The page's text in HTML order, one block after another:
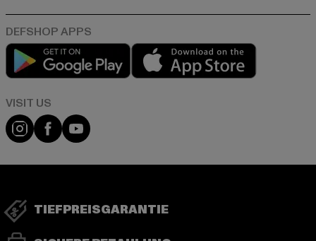
Play market
Visit our Instagram page:
Visit our Facebook page:
Visit our YouTube channel:
TIEFPREISGARANTIE